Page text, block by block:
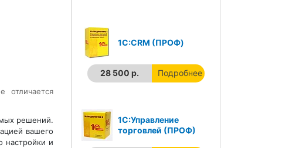
отличается
решений.
вашего
настройки и
1С:CRM (ПРОФ)
28 500 р. Подробнее
1С:Управление
торговлей (ПРОФ)